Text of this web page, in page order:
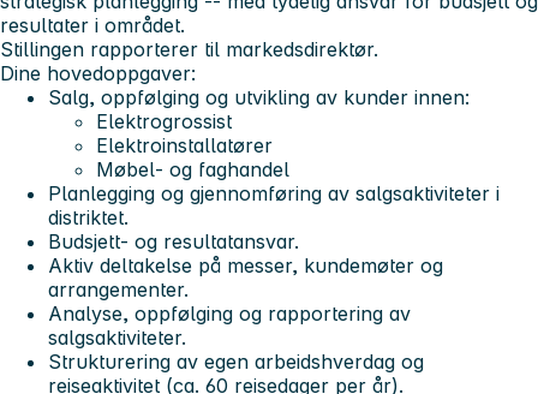
resultater i området.
Stillingen rapporterer til markedsdirektør.
Dine hovedoppgaver:
Salg, oppfølging og utvikling av kunder innen:
Elektrogrossist
Elektroinstallatører
Møbel- og faghandel
Planlegging og gjennomføring av salgsaktiviteter i
distriktet.
Budsjett- og resultatansvar.
Aktiv deltakelse på messer, kundemøter og
arrangementer.
Analyse, oppfølging og rapportering av
salgsaktiviteter.
Strukturering av egen arbeidshverdag og
reiseaktivitet (ca. 60 reisedager per år).